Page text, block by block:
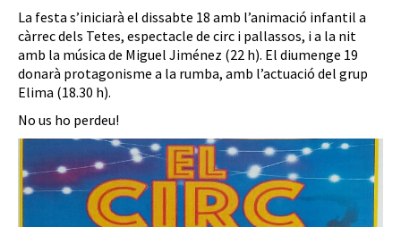
La festa s’iniciarà el dissabte 18 amb l’animació infantil a
càrrec dels Tetes, espectacle de circ i pallassos, i a la nit
amb la música de Miguel Jiménez (22 h). El diumenge 19
donarà protagonisme a la rumba, amb l’actuació del grup
Elima (18.30 h).
No us ho perdeu!